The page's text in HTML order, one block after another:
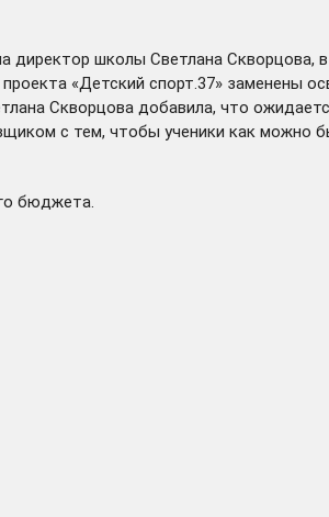
школы Светлана Скворцова,
«Детский спорт.37» заменены
Скворцова добавила, что
с тем, чтобы ученики как можно
бюджета.